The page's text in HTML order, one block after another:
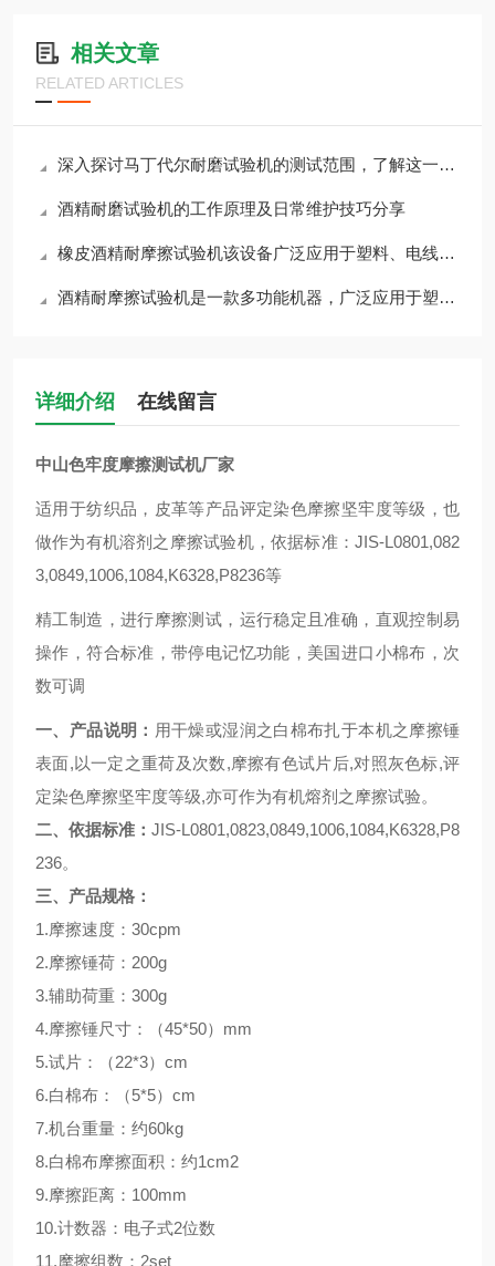
相关文章
RELATED ARTICLES
深入探讨马丁代尔耐磨试验机的测试范围，了解这一设备的功能与应用
酒精耐磨试验机的工作原理及日常维护技巧分享
橡皮酒精耐摩擦试验机该设备广泛应用于塑料、电线、电器、皮革等制造行业
酒精耐摩擦试验机是一款多功能机器，广泛应用于塑料、电线、电器等制造行业
详细介绍 在线留言
中山色牢度摩擦测试机厂家
适用于纺织品，皮革等产品评定染色摩擦坚牢度等级，也
做作为有机溶剂之摩擦试验机，依据标准：JIS-L0801,082
3,0849,1006,1084,K6328,P8236等
精工制造，进行摩擦测试，运行稳定且准确，直观控制易
操作，符合标准，带停电记忆功能，美国进口小棉布，次
数可调
一、产品说明： 用干燥或湿润之白棉布扎于本机之摩擦锤
表面,以一定之重荷及次数,摩擦有色试片后,对照灰色标,评
定染色摩擦坚牢度等级,亦可作为有机熔剂之摩擦试验。
二、依据标准： JIS-L0801,0823,0849,1006,1084,K6328,P8
236。
三、产品规格：
1.摩擦速度：30cpm
2.摩擦锤荷：200g
3.辅助荷重：300g
4.摩擦锤尺寸：（45*50）mm
5.试片：（22*3）cm
6.白棉布：（5*5）cm
7.机台重量：约60kg
8.白棉布摩擦面积：约1cm2
9.摩擦距离：100mm
10.计数器：电子式2位数
11.摩擦组数：2set